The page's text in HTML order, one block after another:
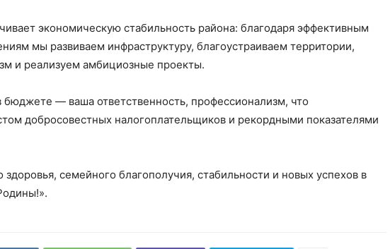
экономическую стабильность района: благодаря эффективным
мы развиваем инфраструктуру, благоустраиваем территории,
и реализуем амбициозные проекты.
— ваша ответственность, профессионализм, что
добросовестных налогоплательщиков и рекордными показателями
семейного благополучия, стабильности и новых успехов в